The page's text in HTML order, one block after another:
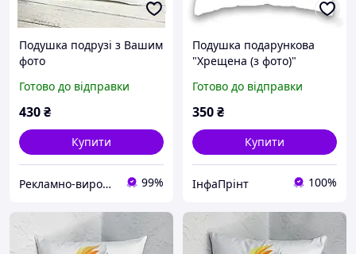
Подушка подрузі з Вашим
фото
Готово до відправки
430₴
Купити
Рекламно-виробнича компанія "Ілюзіон". 99%
Подушка подарункова
"Хрещена (з фото)"
Готово до відправки
350₴
Купити
ІнфаПрінт 100%